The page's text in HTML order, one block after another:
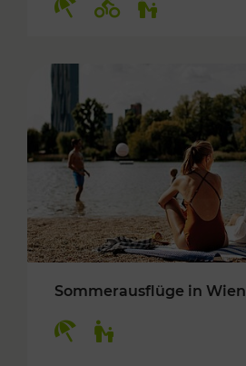
Sommerausflüge in Wien